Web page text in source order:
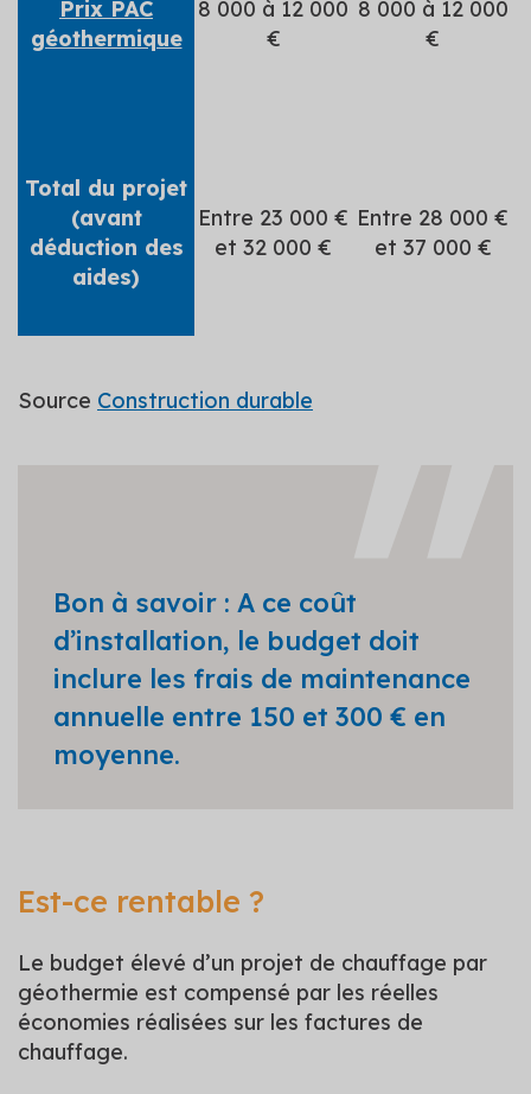
Prix PAC
géothermique
8 000 à 12 000
€
8 000 à 12 000
€
Total du projet
(avant
déduction des
aides)
Entre 23 000 €
et 32 000 €
Entre 28 000 €
et 37 000 €
Source Construction durable
Bon à savoir : A ce coût
d’installation, le budget doit
inclure les frais de maintenance
annuelle entre 150 et 300 € en
moyenne.
Est-ce rentable ?
Le budget élevé d’un projet de chauffage par
géothermie est compensé par les réelles
économies réalisées sur les factures de
chauffage.